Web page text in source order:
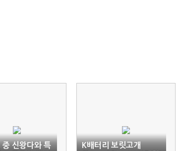
중 신왕다와 특
K배터리 보릿고개